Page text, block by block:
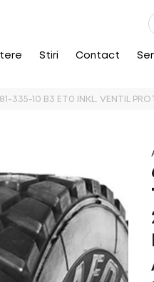
Stiri Contact
335-10 B3 ET0 INKL. VENTIL